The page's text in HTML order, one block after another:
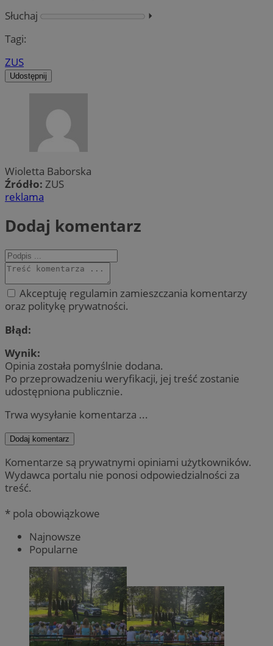
Słuchaj
⏵︎
Tagi:
ZUS
Udostępnij
Wioletta Baborska
Źródło: ZUS
reklama
Dodaj komentarz
Akceptuję regulamin zamieszczania komentarzy
oraz politykę prywatności.
Błąd:
Wynik:
Opinia została pomyślnie dodana.
Po przeprowadzeniu weryfikacji, jej treść zostanie
udostępniona publicznie.
Trwa wysyłanie komentarza ...
Dodaj komentarz
Komentarze są prywatnymi opiniami użytkowników.
Wydawca portalu nie ponosi odpowiedzialności za
treść.
* pola obowiązkowe
Najnowsze
Popularne